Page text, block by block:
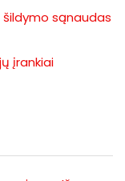
sąnaudas
įrankiai